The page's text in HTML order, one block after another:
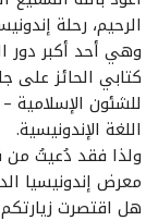
الرحيم، رحلة
وهي أحد أكبر دور
كتابي الحائز على
للشئون الإسلامية
اللغة الإندونيسية.
ولذا فقد دُعيتُ من
معرض إندونيسيا
هل اقتصرت